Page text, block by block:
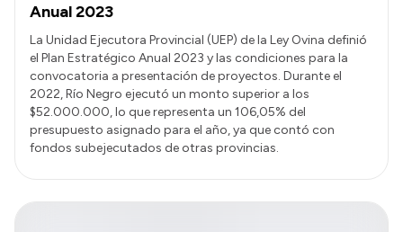
Anual 2023
La Unidad Ejecutora Provincial (UEP) de la Ley Ovina definió
el Plan Estratégico Anual 2023 y las condiciones para la
convocatoria a presentación de proyectos. Durante el
2022, Río Negro ejecutó un monto superior a los
$52.000.000, lo que representa un 106,05% del
presupuesto asignado para el año, ya que contó con
fondos subejecutados de otras provincias.